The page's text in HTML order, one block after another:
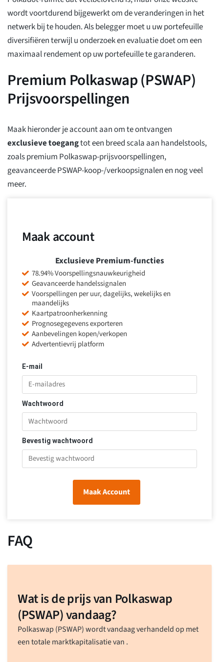
wordt voortdurend bijgewerkt om de veranderingen in het
netwerk bij te houden. Als belegger moet u uw portefeuille
diversifiëren terwijl u onderzoek en evaluatie doet om een
maximaal rendement op uw portefeuille te garanderen.
Premium Polkaswap (PSWAP)
Prijsvoorspellingen
Maak hieronder je account aan om te ontvangen
exclusieve toegangtot een breed scala aan handelstools,
zoals premium Polkaswap-prijsvoorspellingen,
geavanceerde PSWAP-koop-/verkoopsignalen en nog veel
meer.
Maak account
E-mail
Wachtwoord
Bevestig wachtwoord
Maak Account
Exclusieve Premium-functies
78.94% Voorspellingsnauwkeurigheid
Geavanceerde handelssignalen
Voorspellingen per uur, dagelijks, wekelijks en
maandelijks
Kaartpatroonherkenning
Prognosegegevens exporteren
Aanbevelingen kopen/verkopen
Advertentievrij platform
FAQ
Wat is de prijs van Polkaswap
(PSWAP) vandaag?
Polkaswap (PSWAP) wordt vandaag verhandeld op met
een totale marktkapitalisatie van .